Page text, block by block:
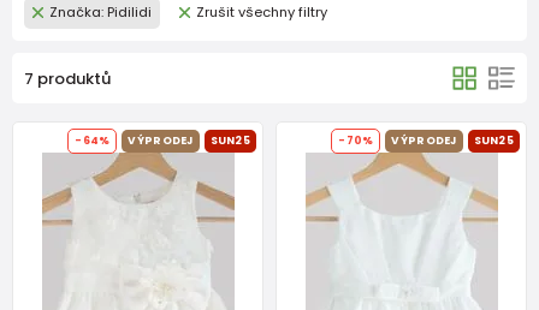
Značka: Pidilidi Zrušit všechny filtry
7 produktů
-64% VÝPRODEJ SUN25 -70% VÝPRODEJ SUN25